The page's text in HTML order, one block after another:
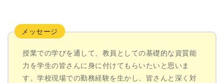
メッセージ
授業での学びを通して、教員としての基礎的な資質能
力を学生の皆さんに身に付けてもらいたいと思いま
す。学校現場での勤務経験を生かし、皆さんと深く対